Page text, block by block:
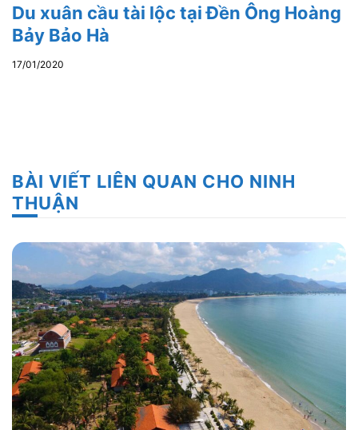
Du xuân cầu tài lộc tại Đền Ông Hoàng
Bảy Bảo Hà
17/01/2020
BÀI VIẾT LIÊN QUAN CHO NINH
THUẬN